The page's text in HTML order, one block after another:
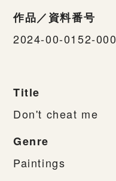
作品／資料番号
2024-00-0152-000
Title
Don't cheat me
Genre
Paintings